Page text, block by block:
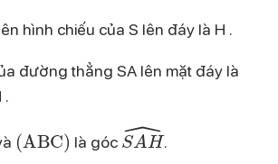
hình chiếu của S lên đáy là H .
đường thẳng SA lên mặt đáy là
.
( ABC
là góc
SAH^
.